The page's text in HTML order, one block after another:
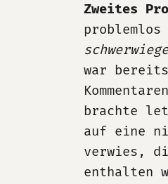
Zweites
problemlos
war
brachte
auf eine
verwies,
enthalten